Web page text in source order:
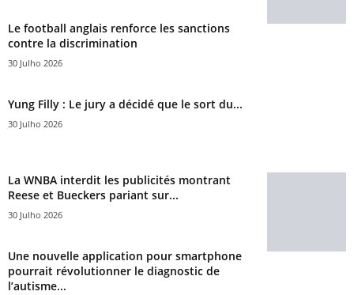
Le football anglais renforce les sanctions
contre la discrimination
30 Julho 2026
Yung Filly : Le jury a décidé que le sort du...
30 Julho 2026
La WNBA interdit les publicités montrant
Reese et Bueckers pariant sur...
30 Julho 2026
Une nouvelle application pour smartphone
pourrait révolutionner le diagnostic de
l’autisme...